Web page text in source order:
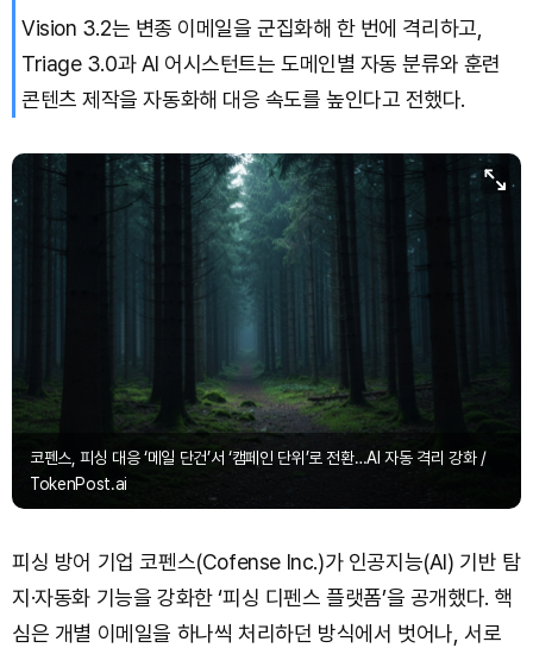
Dogecoin (DOGE) ₩99.35(+1.11%)
Bitcoin (BTC) ₩92,423,685(+0.89%)
Vision 3.2는 변종 이메일을 군집화해 한 번에 격리하고,
Triage 3.0과 AI 어시스턴트는 도메인별 자동 분류와 훈련
콘텐츠 제작을 자동화해 대응 속도를 높인다고 전했다.
코펜스, 피싱 대응 ‘메일 단건’서 ‘캠페인 단위’로 전환…AI 자동 격리 강화 /
TokenPost.ai
피싱 방어 기업 코펜스(Cofense Inc.)가 인공지능(AI) 기반 탐
지·자동화 기능을 강화한 ‘피싱 디펜스 플랫폼’을 공개했다. 핵
심은 개별 이메일을 하나씩 처리하던 방식에서 벗어나, 서로